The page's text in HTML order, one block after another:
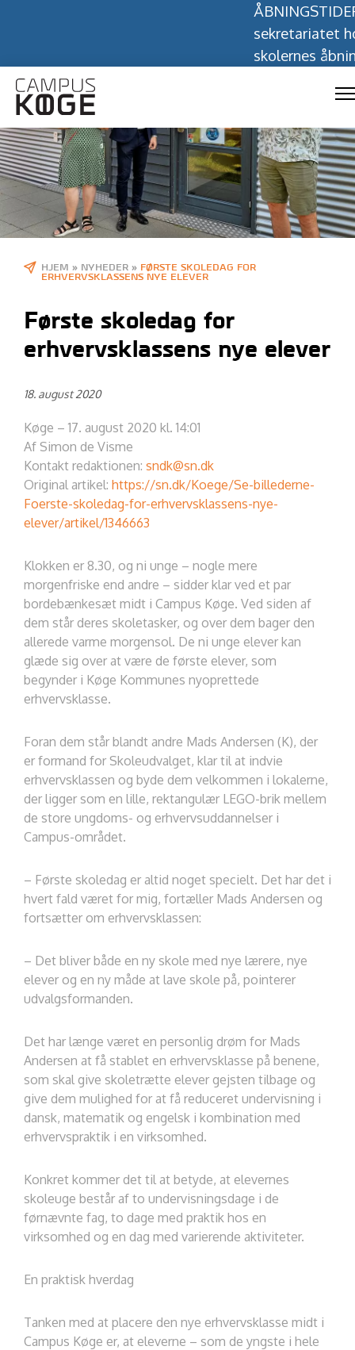
ÅBNINGSTIDER I
sekretariatet
skolernes
HJEM » NYHEDER » FØRSTE SKOLEDAG FOR
ERHVERVSKLASSENS NYE ELEVER
Første skoledag for
erhvervsklassens nye elever
18. august 2020
Køge – 17. august 2020 kl. 14:01
Af Simon de Visme
Kontakt redaktionen: sndk@sn.dk
Original artikel: https://sn.dk/Koege/Se-billederne-
Foerste-skoledag-for-erhvervsklassens-nye-
elever/artikel/1346663
Klokken er 8.30, og ni unge – nogle mere
morgenfriske end andre – sidder klar ved et par
bordebænkesæt midt i Campus Køge. Ved siden af
dem står deres skoletasker, og over dem bager den
allerede varme morgensol. De ni unge elever kan
glæde sig over at være de første elever, som
begynder i Køge Kommunes nyoprettede
erhvervsklasse.
Foran dem står blandt andre Mads Andersen (K), der
er formand for Skoleudvalget, klar til at indvie
erhvervsklassen og byde dem velkommen i lokalerne,
der ligger som en lille, rektangulær LEGO-brik mellem
de store ungdoms- og erhvervsuddannelser i
Campus-området.
– Første skoledag er altid noget specielt. Det har det i
hvert fald været for mig, fortæller Mads Andersen og
fortsætter om erhvervsklassen:
– Det bliver både en ny skole med nye lærere, nye
elever og en ny måde at lave skole på, pointerer
udvalgsformanden.
Det har længe været en personlig drøm for Mads
Andersen at få stablet en erhvervsklasse på benene,
som skal give skoletrætte elever gejsten tilbage og
give dem mulighed for at få reduceret undervisning i
dansk, matematik og engelsk i kombination med
erhvervspraktik i en virksomhed.
Konkret kommer det til at betyde, at elevernes
skoleuge består af to undervisningsdage i de
førnævnte fag, to dage med praktik hos en
virksomhed og en dag med varierende aktiviteter.
En praktisk hverdag
Tanken med at placere den nye erhvervsklasse midt i
Campus Køge er, at eleverne – som de yngste i hele